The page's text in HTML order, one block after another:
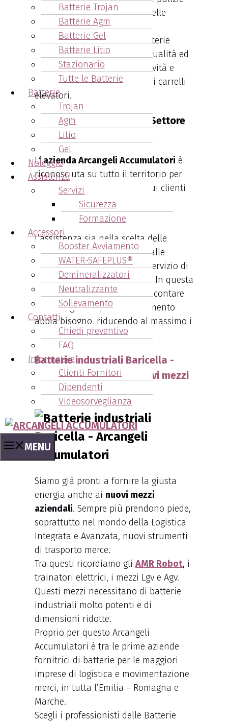
Batterie Trojan
Batterie Agm
Batterie Gel
Batterie Litio
Stazionario
Tutte le Batterie
Batterie
Trojan
Agm
Litio
Gel
Noleggio
Assistenza
Servizi
Sicurezza
Formazione
Accessori
Booster Avviamento
WATER-SAFEPLUS®
Demineralizzatori
Neutralizzante
Sollevamento
Contatti
Chiedi preventivo
FAQ
Informative
Clienti Fornitori
Dipendenti
Videosorveglianza
MENU
industriali, l’alimentazione delle
piattaforme aeree.
E’ importante scegliere le batterie
industriali in base alla loro qualità ed
al loro impatto sulla produttività e
l’efficienza dell’intera flotta di carrelli
elevatori.
Arcangeli: Un Leader nel Settore
delle Batterie Industriali
L‘ azienda Arcangeli Accumulatori è
riconosciuta su tutto il territorio per
l’assistenza che fornisce ai sui clienti
per le batterie industriali a loro
fornite.
L’assistenza sia nella scelta delle
migliori batterie, più idonee alle
esigenze del cliente, sia nel servizio di
manutenzione programmata. In questa
maniera il cliente sa di poter contare
su Arcangeli in qualsiasi momento
abbia bisogno, riducendo al massimo i
tempi di fermo macchina.
Batterie industriali Baricella -
Nuove soluzioni per i nuovi mezzi
aziendali
Siamo già pronti a fornire la giusta
energia anche ai nuovi mezzi
aziendali. Sempre più prendono piede,
soprattutto nel mondo della Logistica
Integrata e Avanzata, nuovi strumenti
di trasporto merce.
Tra questi ricordiamo gli AMR Robot, i
trainatori elettrici, i mezzi Lgv e Agv.
Questi mezzi necessitano di batterie
industriali molto potenti e di
dimensioni ridotte.
Proprio per questo Arcangeli
Accumulatori è tra le prime aziende
fornitrici di batterie per le maggiori
imprese di logistica e movimentazione
merci, in tutta l’Emilia – Romagna e
Marche.
Scegli i professionisti delle Batterie